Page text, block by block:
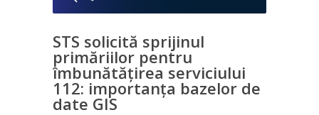
STS solicită sprijinul
primăriilor pentru
îmbunătățirea serviciului
112: importanța bazelor de
date GIS